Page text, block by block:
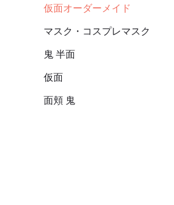
仮面オーダーメイド
マスク・コスプレマスク
鬼 半面
仮面
面頬 鬼